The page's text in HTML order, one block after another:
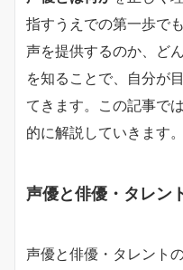
指すうえでの第一歩で
声を提供するのか、ど
を知ることで、自分が
てきます。この記事で
的に解説していきます。
声優と俳優・タレン
声優と俳優・タレント